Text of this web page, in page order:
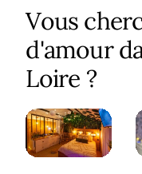
Vous
d'amour
Loire ?